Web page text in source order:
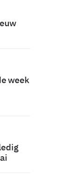
week